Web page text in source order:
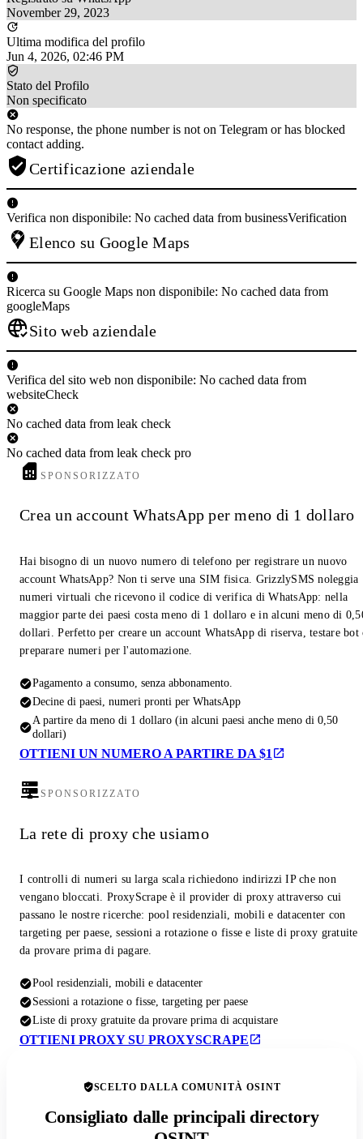
November 29, 2023
Ultima modifica del profilo
Jun 4, 2026, 02:46 PM
Stato del Profilo
Non specificato
No response, the phone number is not on Telegram or has blocked
contact adding.
Certificazione aziendale
Verifica non disponibile: No cached data from businessVerification
Elenco su Google Maps
Ricerca su Google Maps non disponibile: No cached data from
googleMaps
Sito web aziendale
Verifica del sito web non disponibile: No cached data from
websiteCheck
No cached data from leak check
No cached data from leak check pro
SPONSORIZZATO
Crea un account WhatsApp per meno di 1 dollaro
Hai bisogno di un nuovo numero di telefono per registrare un nuovo
account WhatsApp? Non ti serve una SIM fisica. GrizzlySMS noleggia
numeri virtuali che ricevono il codice di verifica di WhatsApp: nella
maggior parte dei paesi costa meno di 1 dollaro e in alcuni meno di
dollari. Perfetto per creare un account WhatsApp di riserva, testare bot
preparare numeri per l'automazione.
Pagamento a consumo, senza abbonamento.
Decine di paesi, numeri pronti per WhatsApp
A partire da meno di 1 dollaro (in alcuni paesi anche meno di 0,50
dollari)
OTTIENI UN NUMERO A PARTIRE DA $1
SPONSORIZZATO
La rete di proxy che usiamo
I controlli di numeri su larga scala richiedono indirizzi IP che non
vengano bloccati. ProxyScrape è il provider di proxy attraverso cui
passano le nostre ricerche: pool residenziali, mobili e datacenter con
targeting per paese, sessioni a rotazione o fisse e liste di proxy gratuite
da provare prima di pagare.
Pool residenziali, mobili e datacenter
Sessioni a rotazione o fisse, targeting per paese
Liste di proxy gratuite da provare prima di acquistare
OTTIENI PROXY SU PROXYSCRAPE
SCELTO DALLA COMUNITÀ OSINT
Consigliato dalle principali directory